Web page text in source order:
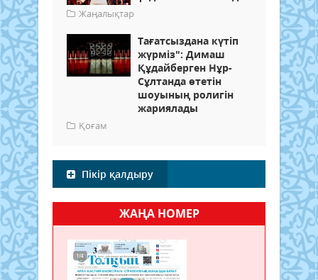
Жаңалықтар
Тағатсыздана күтіп
жүрміз": Димаш
Құдайберген Нұр-
Сұлтанда өтетін
шоуының ролигін
жариялады
Қоғам
Пікір қалдыру
ЖАҢА НОМЕР